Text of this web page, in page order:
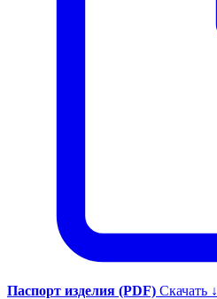
Паспорт изделия (PDF) Скачать ↓